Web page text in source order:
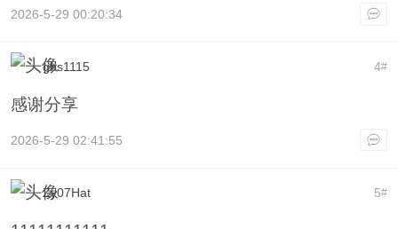
2026-5-29 00:20:34
4#
gbs1115
感谢分享
2026-5-29 02:41:55
5#
Zy07Hat